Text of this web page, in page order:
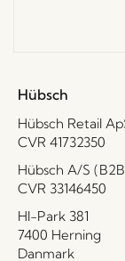
Hübsch
Hübsch Retail
CVR 41732350
Hübsch A/S
CVR 33146450
HI-Park 381
7400 Herning
Danmark